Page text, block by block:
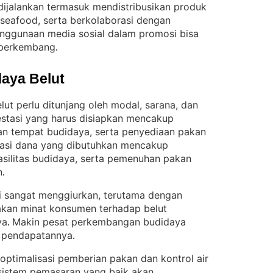
termasuk mendistribusikan produk
serta berkolaborasi dengan
media sosial dalam promosi bisa
.
Belut
perlu ditunjang oleh modal, sarana, dan
yang harus disiapkan mencakup
tempat budidaya, serta penyediaan pakan
dana yang dibutuhkan mencakup
budidaya, serta pemenuhan pakan
.
menggiurkan, terutama dengan
minat konsumen terhadap belut
. Makin pesat perkembangan budidaya
.
pemberian pakan dan kontrol air